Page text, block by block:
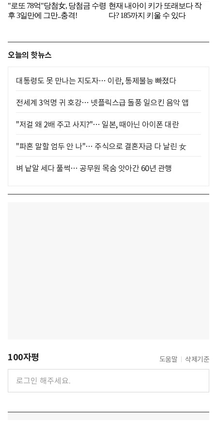
오늘의 핫뉴스
대통령도 못 만나는 지도자… 이란, 통제불능 빠졌다
전세계 3억명 귀 호강… 넷플릭스급 돌풍 일으킨 음악 앱
"저걸 왜 2배 주고 사지?"… 일본, 때아닌 아이폰 대란
"파혼 말할 엄두 안 나"… 주식으로 결혼자금 다 날린 女
벼 낱알 세다 풀썩… 공무원 목숨 앗아간 60년 관행
100자평 도움말 삭제기준